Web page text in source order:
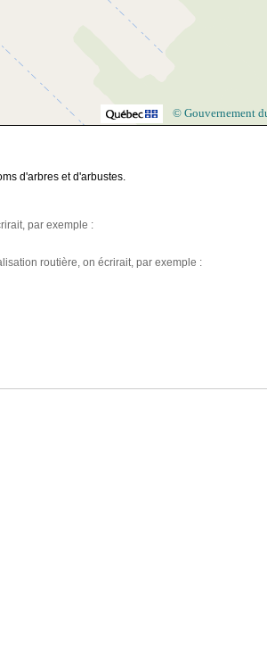
© Gouvernement
d'arbres et d'arbustes.
par exemple :
routière, on écrirait, par exemple :